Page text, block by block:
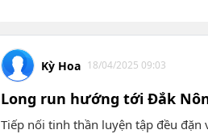
Kỳ Hoa 18/04/2025 09:03
Long run hướng tới Đắk
Tiếp nối tinh thần luyện tập đều